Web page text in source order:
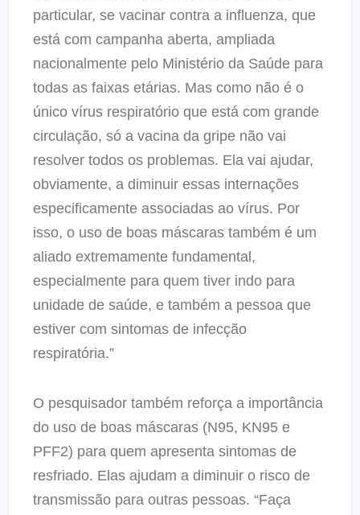
particular, se vacinar contra a influenza, que
está com campanha aberta, ampliada
nacionalmente pelo Ministério da Saúde para
todas as faixas etárias. Mas como não é o
único vírus respiratório que está com grande
circulação, só a vacina da gripe não vai
resolver todos os problemas. Ela vai ajudar,
obviamente, a diminuir essas internações
especificamente associadas ao vírus. Por
isso, o uso de boas máscaras também é um
aliado extremamente fundamental,
especialmente para quem tiver indo para
unidade de saúde, e também a pessoa que
estiver com sintomas de infecção
respiratória.”
O pesquisador também reforça a importância
do uso de boas máscaras (N95, KN95 e
PFF2) para quem apresenta sintomas de
resfriado. Elas ajudam a diminuir o risco de
transmissão para outras pessoas. “Faça